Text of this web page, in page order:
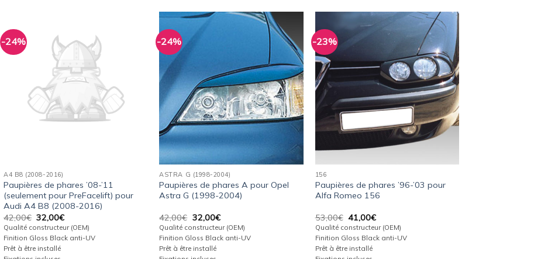
-24%
A4 B8 (2008-2016)
Paupières de phares ’08-’11
(seulement pour PreFacelift) pour
Audi A4 B8 (2008-2016)
42,00€ Le
prix
initial
était :
42,00€.
32,00€Le
prix
actuel
est :
Qualité constructeur (OEM)
Finition Gloss Black anti-UV
Prêt à être installé
-24%
Ajouter
wishlist
ASTRA G (1998-2004)
Paupières de phares A pour Opel
Astra G (1998-2004)
42,00€ Le
prix
initial
était :
42,00€.
32,00€Le
prix
actuel
est :
Qualité constructeur (OEM)
Finition Gloss Black anti-UV
Prêt à être installé
-23%
Ajouter
à la
wishlist
156
Paupières de phares ’96-’03 pour
Alfa Romeo 156
53,00€ Le
prix
initial
était :
53,00€.
41,00€Le
prix
actuel
est :
Qualité constructeur (OEM)
Finition Gloss Black anti-UV
Prêt à être installé